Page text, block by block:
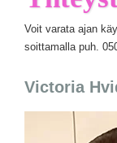
Voit varata ajan
soittamalla puh.
Victoria